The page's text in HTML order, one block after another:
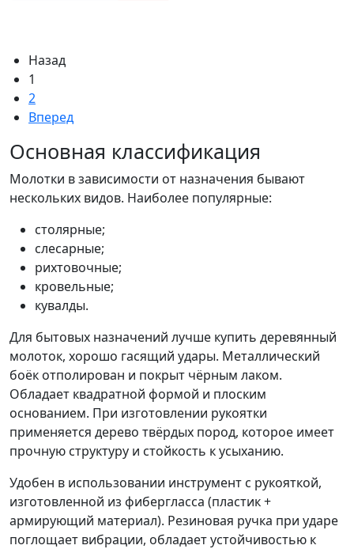
Назад
1
2
Вперед
Основная классификация
Молотки в зависимости от назначения бывают
нескольких видов. Наиболее популярные:
столярные;
слесарные;
рихтовочные;
кровельные;
кувалды.
Для бытовых назначений лучше купить деревянный
молоток, хорошо гасящий удары. Металлический
боёк отполирован и покрыт чёрным лаком.
Обладает квадратной формой и плоским
основанием. При изготовлении рукоятки
применяется дерево твёрдых пород, которое имеет
прочную структуру и стойкость к усыханию.
Удобен в использовании инструмент с рукояткой,
изготовленной из фибергласса (пластик +
армирующий материал). Резиновая ручка при ударе
поглощает вибрации, обладает устойчивостью к